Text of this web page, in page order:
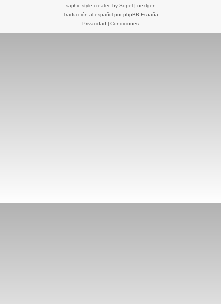
saphic style created by Sopel| nextgen
Traducción al español por phpBB España
Privacidad | Condiciones